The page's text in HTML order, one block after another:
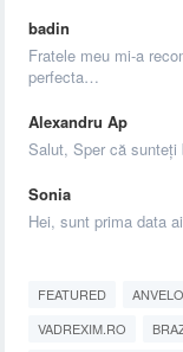
badin
Fratele meu mi-a
perfecta…
Alexandru Ap
Salut, Sper că
Sonia
Hei, sunt prima data
FEATURED
VADREXIM.RO